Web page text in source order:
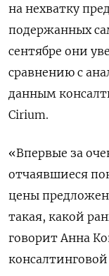
на нехватку
подержанных
сентябре они
сравнению с
данным
Cirium.
«Впервые за
отчаявшиеся
цены
такая, какой
говорит Анна